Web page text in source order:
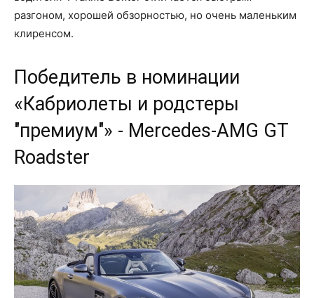
разгоном, хорошей обзорностью, но очень маленьким
клиренсом.
Победитель в номинации
«Кабриолеты и родстеры
"премиум"» - Mercedes-AMG GT
Roadster